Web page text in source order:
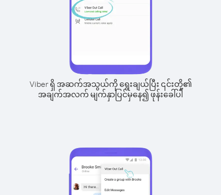
Viber ရှိ အဆက်အသွယ်ကို ရွေးချယ်ပြီး ၎င်းတို့၏
အချက်အလက် မျက်နှာပြင်မှနေ၍ ဖုန်းခေါ်ပါ